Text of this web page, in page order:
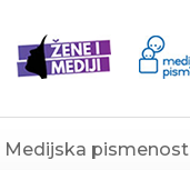
Medijska pismenost